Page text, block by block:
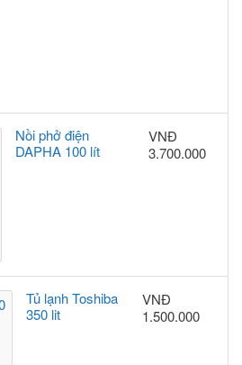
Nồi phở điện
DAPHA 100 lít
VNĐ
3.700.000
Tủ lạnh Toshiba
350 lit
VNĐ
1.500.000